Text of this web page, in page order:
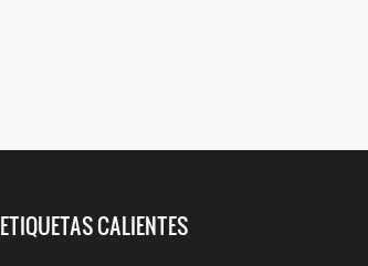
ETIQUETAS CALIENTES